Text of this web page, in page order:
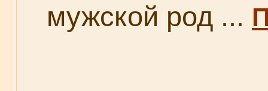
мужской род ...